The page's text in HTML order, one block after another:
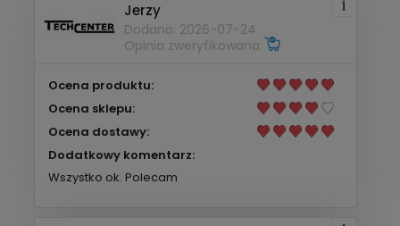
Jerzy
Dodano: 2026-07-24
Opinia zweryfikowana
Ocena produktu:
Ocena sklepu:
Ocena dostawy:
Dodatkowy komentarz:
Wszystko ok. Polecam